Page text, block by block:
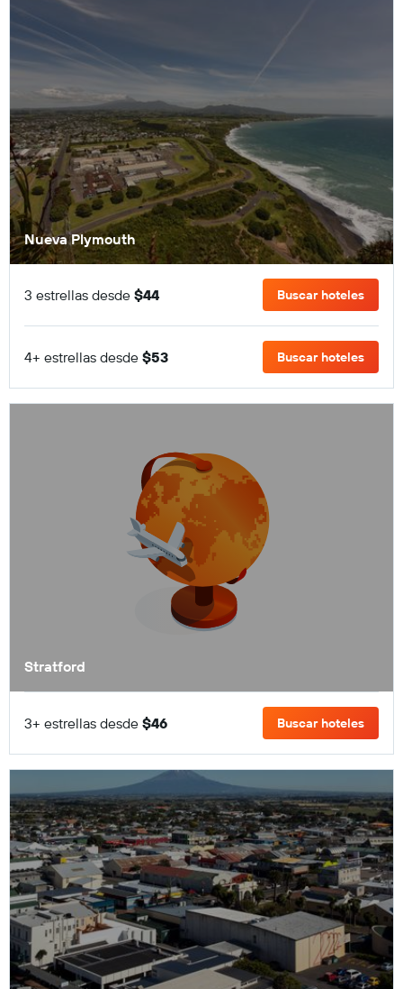
Nueva Plymouth
3 estrellas desde $44 Buscar hoteles
4+ estrellas desde $53 Buscar hoteles
Stratford
3+ estrellas desde $46 Buscar hoteles